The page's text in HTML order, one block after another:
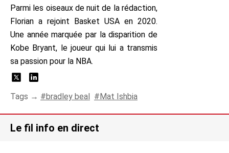
Parmi les oiseaux de nuit de la rédaction,
Florian a rejoint Basket USA en 2020.
Une année marquée par la disparition de
Kobe Bryant, le joueur qui lui a transmis
sa passion pour la NBA.
Tags → bradley beal Mat Ishbia
Le fil info en direct